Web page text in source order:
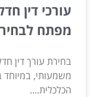
עורכי דין
מפתח
בחירת עורך דין
משמעותי, במיוחד
הכלכלית....